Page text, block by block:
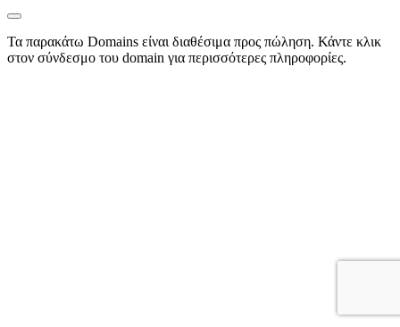
Τα παρακάτω Domains είναι διαθέσιμα προς πώληση. Κάντε κλικ
στον σύνδεσμο του domain για περισσότερες πληροφορίες.